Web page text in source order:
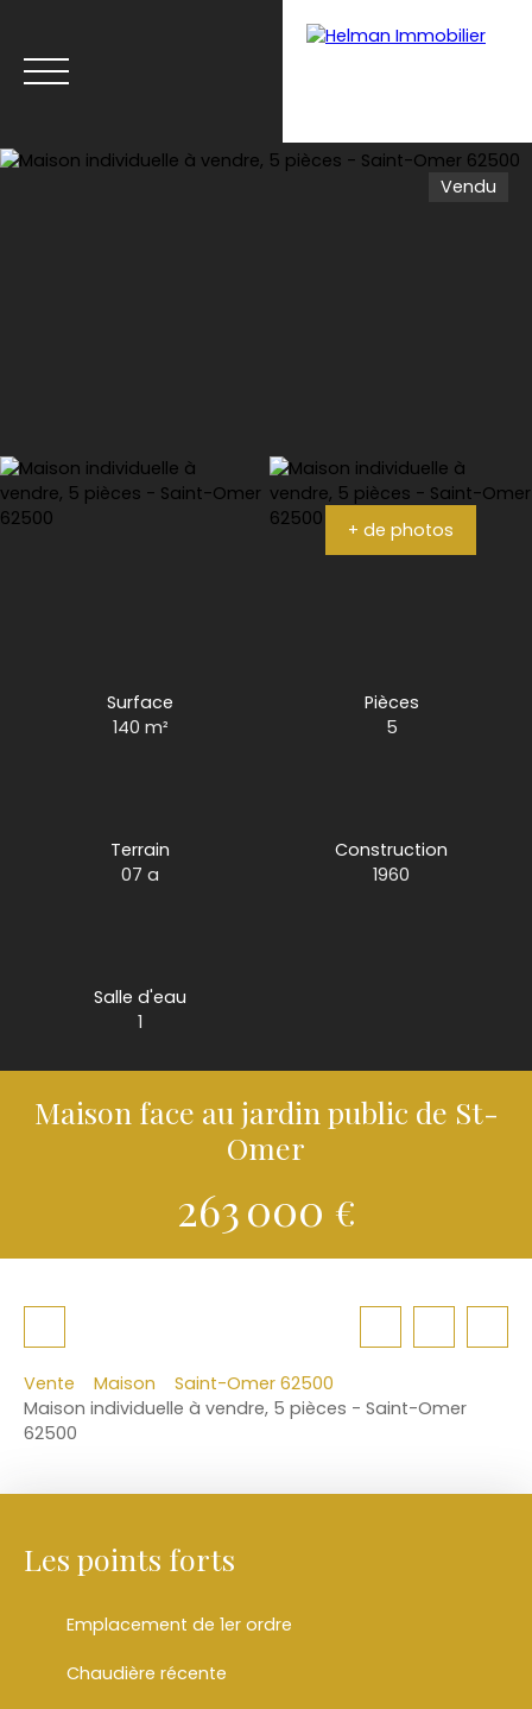
Vendu
+ de photos
Surface
140 m²
Pièces
5
Terrain
07 a
Construction
1960
Salle d'eau
1
Maison face au jardin public de St-
Omer
263 000 €
Vente Maison
Saint-Omer 62500
Maison individuelle à vendre, 5 pièces - Saint-Omer
62500
Les points forts
Emplacement de 1er ordre
Chaudière récente